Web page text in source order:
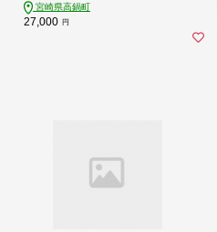
宮崎県高鍋町
27,000 円